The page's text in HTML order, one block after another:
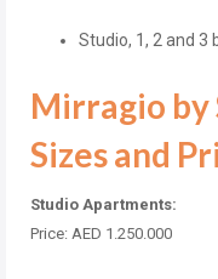
Studio, 1, 2 and
Mirragio by
Sizes and
Studio Apartments:
Price: AED 1.250.000